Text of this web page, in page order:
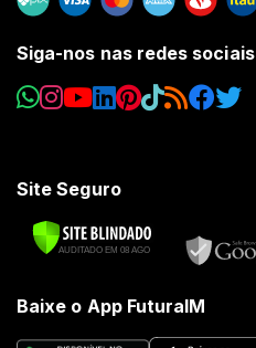
Siga-nos nas redes sociais
Site Seguro
Baixe o App FuturaIM